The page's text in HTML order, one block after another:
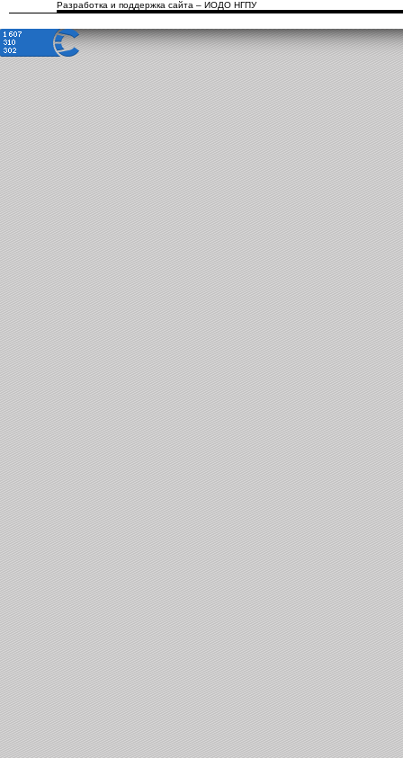
Разработка и поддержка сайта – ИОДО НГПУ